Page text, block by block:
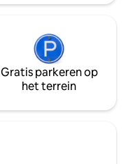
Gratis parkeren op
het terrein